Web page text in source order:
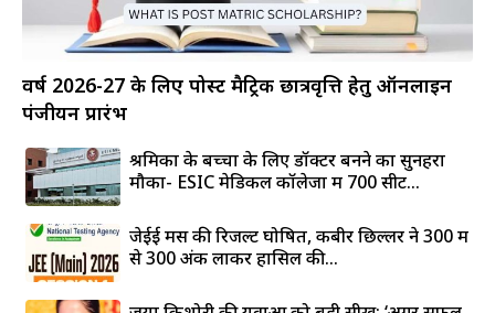
वर्ष 2026-27 के लिए पोस्ट मैट्रिक छात्रवृत्ति हेतु ऑनलाइन
पंजीयन प्रारंभ
श्रमिकों के बच्चों के लिए डॉक्टर बनने का सुनहरा
मौका- ESIC मेडिकल कॉलेजों में 700 सीटें...
जेईई मेंस की रिजल्ट घोषित, कबीर छिल्लर ने 300 में
से 300 अंक लाकर हासिल की...